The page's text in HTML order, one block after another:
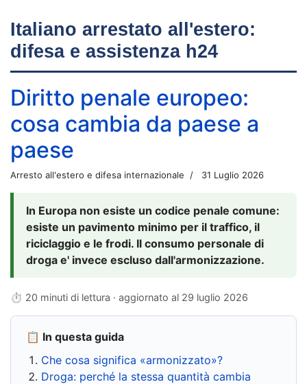
Italiano arrestato all'estero:
difesa e assistenza h24
Diritto penale europeo:
cosa cambia da paese a
paese
Arresto all'estero e difesa internazionale 31 Luglio 2026
In Europa non esiste un codice penale comune:
esiste un pavimento minimo per il traffico, il
riciclaggio e le frodi. Il consumo personale di
droga e' invece escluso dall'armonizzazione.
⏱ 20 minuti di lettura · aggiornato al 29 luglio 2026
📋 In questa guida
Che cosa significa «armonizzato»?
Droga: perché la stessa quantità cambia